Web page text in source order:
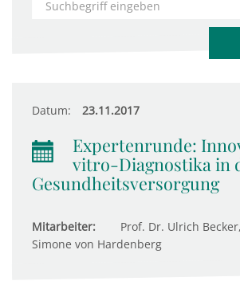
Datum: 23.11.2017
Expertenrunde:
vitro-Diagnostika in
Gesundheitsversorgung
Mitarbeiter:
Prof. Dr. Ulrich
Simone von Hardenberg